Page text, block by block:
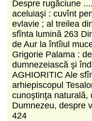
Despre rugăciune
aceluiaşi : cuvînt
evlavie ; al treilea
sfînta lumină 263
de Aur la întîiul
Grigorie Palama :
dumnezeiască şi
AGHIORITIC Ale
arhiepiscopul
cunoştinţa naturală,
Dumnezeu, despre
424